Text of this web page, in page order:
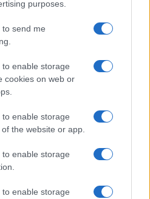
purposes.
to send me
enable storage
cookies on web or
enable storage
the website or app.
enable storage
enable storage
LATINA